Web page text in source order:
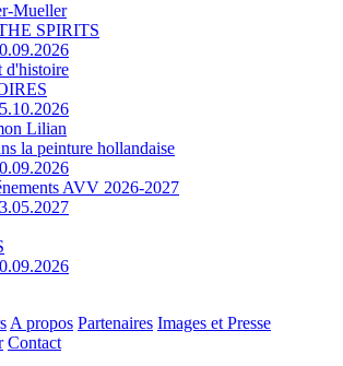
Mueller
SPIRITS
d'histoire
Lilian
la peinture hollandaise
AVV 2026-2027
A propos Partenaires Images et Presse
Contact